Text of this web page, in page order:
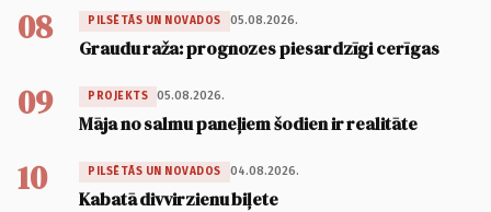
08 PILSĒTĀS UN NOVADOS 05.08.2026.
Graudu raža: prognozes piesardzīgi cerīgas
09 PROJEKTS 05.08.2026.
Māja no salmu paneļiem šodien ir realitāte
10 PILSĒTĀS UN NOVADOS 04.08.2026.
Kabatā divvirzienu biļete